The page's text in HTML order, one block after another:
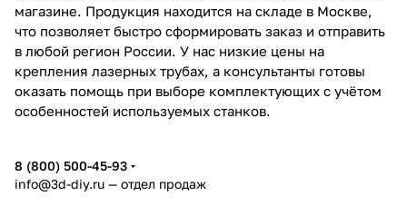
магазине. Продукция находится на складе в Москве,
что позволяет быстро сформировать заказ и отправить
в любой регион России. У нас низкие цены на
крепления лазерных трубах, а консультанты готовы
оказать помощь при выборе комплектующих с учётом
особенностей используемых станков.
8 (800) 500-45-93
info@3d-diy.ru — отдел продаж